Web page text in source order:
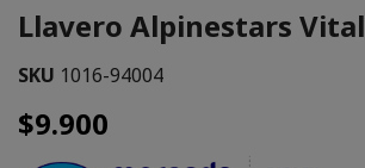
Llavero Alpinestars Vital
SKU 1016-94004
$9.900